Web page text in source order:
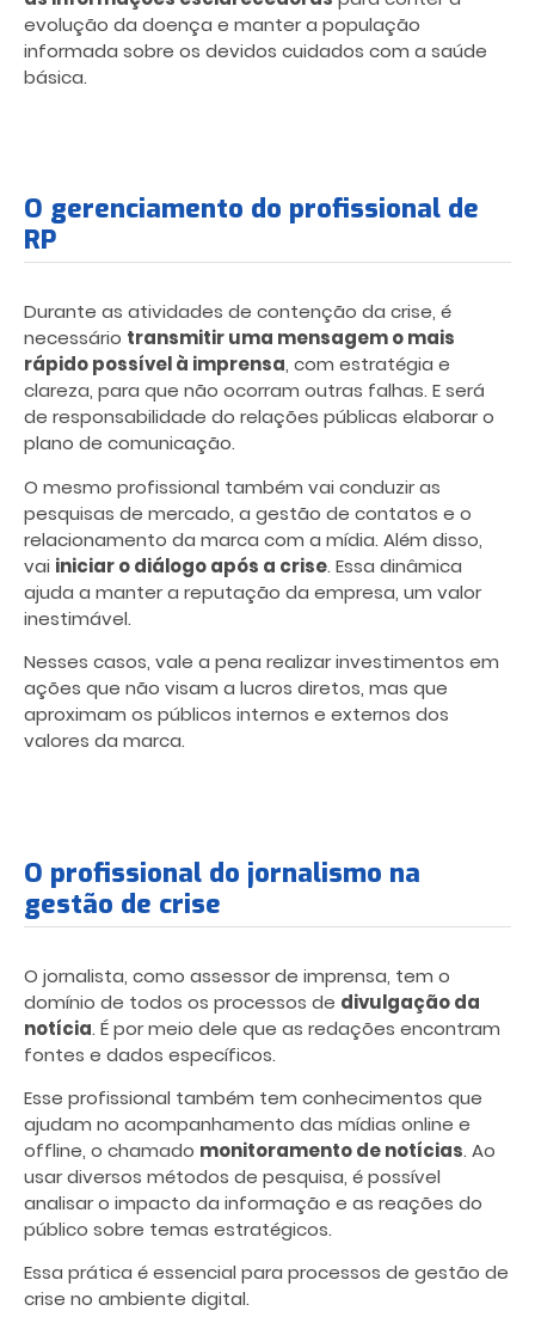
evolução da doença e manter a população
informada sobre os devidos cuidados com a saúde
básica.
O gerenciamento do profissional de
RP
Durante as atividades de contenção da crise, é
necessário transmitir uma mensagem o mais
rápido possível à imprensa, com estratégia e
clareza, para que não ocorram outras falhas. E será
de responsabilidade do relações públicas elaborar o
plano de comunicação.
O mesmo profissional também vai conduzir as
pesquisas de mercado, a gestão de contatos e o
relacionamento da marca com a mídia. Além disso,
vai iniciar o diálogo após a crise. Essa dinâmica
ajuda a manter a reputação da empresa, um valor
inestimável.
Nesses casos, vale a pena realizar investimentos em
ações que não visam a lucros diretos, mas que
aproximam os públicos internos e externos dos
valores da marca.
O profissional do jornalismo na
gestão de crise
O jornalista, como assessor de imprensa, tem o
domínio de todos os processos de divulgação da
notícia. É por meio dele que as redações encontram
fontes e dados específicos.
Esse profissional também tem conhecimentos que
ajudam no acompanhamento das mídias online e
offline, o chamado monitoramento de notícias. Ao
usar diversos métodos de pesquisa, é possível
analisar o impacto da informação e as reações do
público sobre temas estratégicos.
Essa prática é essencial para processos de gestão de
crise no ambiente digital.